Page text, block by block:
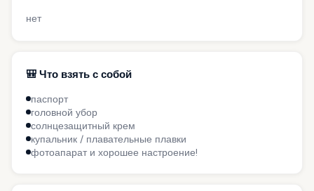
нет
🎒 Что взять с собой
паспорт
головной убор
солнцезащитный крем
купальник / плавательные плавки
фотоапарат и хорошее настроение!